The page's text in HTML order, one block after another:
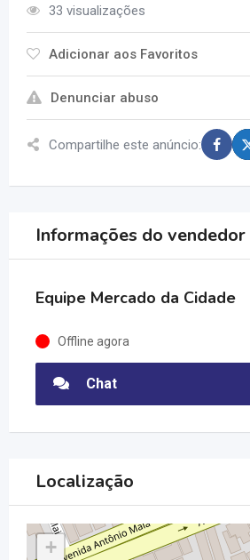
33 visualizações
Adicionar aos Favoritos
Denunciar abuso
Compartilhe este anúncio:
Informações do vendedor
Equipe Mercado da Cidade
Offline agora
Chat
Localização
+